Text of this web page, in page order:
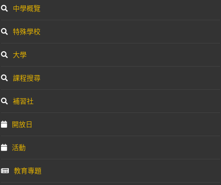
中學概覽
特殊學校
大學
課程搜尋
補習社
開放日
活動
教育專題